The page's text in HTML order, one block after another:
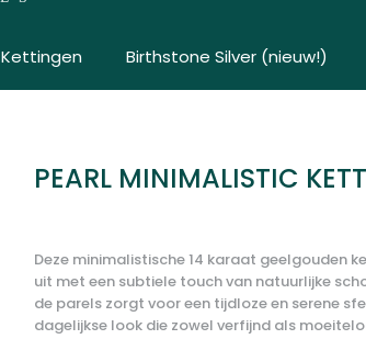
Kettingen Birthstone Silver (nieuw!)
PEARL MINIMALISTIC
Deze minimalistische 14 karaat geelgouden
uit met een subtiele touch van natuurlijke
de parels zorgt voor een tijdloze en serene
dagelijkse look die zowel verfijnd als